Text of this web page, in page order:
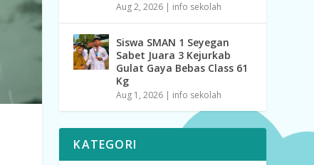
Aug 2, 2026 | info sekolah
Siswa SMAN 1 Seyegan
Sabet Juara 3 Kejurkab
Gulat Gaya Bebas Class 61
Kg
Aug 1, 2026 | info sekolah
KATEGORI